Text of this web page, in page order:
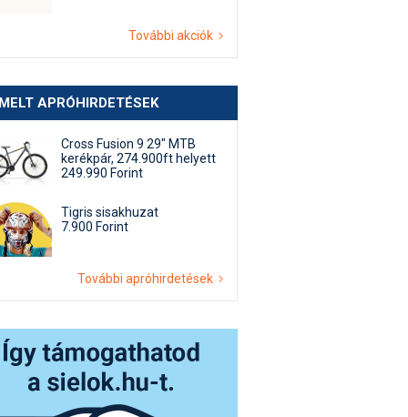
További akciók
APRÓHIRDETÉSEK
Cross Fusion 9 29" MTB
kerékpár, 274.900ft helyett
249.990 Forint
Tigris sisakhuzat
7.900 Forint
További apróhirdetések